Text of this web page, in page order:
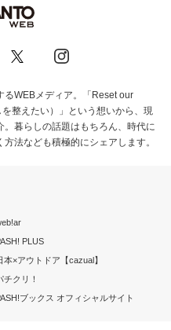
るWEBメディア。「Reset our
整えたい）」という想いから、現
暮らしの話題はもちろん、時代に
法なども積極的にシェアします。
PLUS
本×アウトドア【cazual】
チクリ！
ブックス オフィシャルサイト